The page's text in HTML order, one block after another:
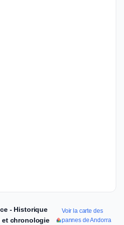
- Historique
et chronologie
Voir la carte des
pannes de Andorra